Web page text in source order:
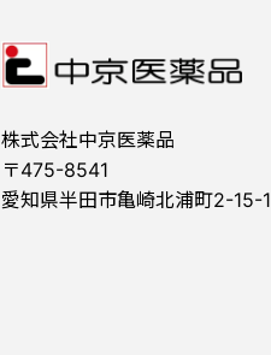
株式会社中京医薬品
〒475-8541
愛知県半田市亀崎北浦町2-15-1